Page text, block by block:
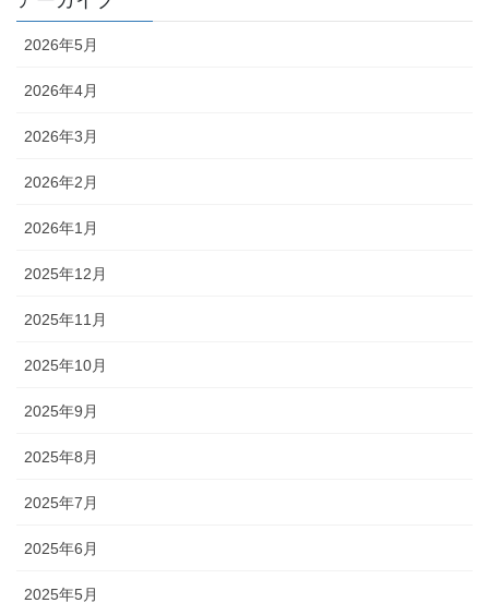
2026年5月
2026年4月
2026年3月
2026年2月
2026年1月
2025年12月
2025年11月
2025年10月
2025年9月
2025年8月
2025年7月
2025年6月
2025年5月